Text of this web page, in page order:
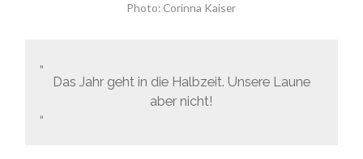
Photo: Corinna Kaiser
Das Jahr geht in die Halbzeit. Unsere Laune
aber nicht!